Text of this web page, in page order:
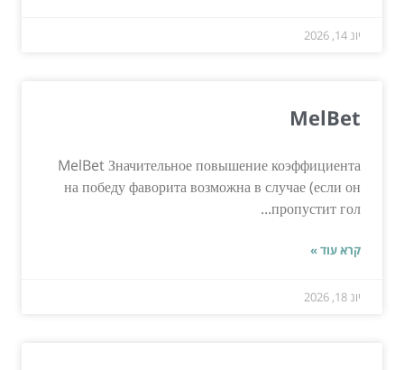
יונ 14, 2026
MelBet
MelBet Значительное повышение коэффициента
на победу фаворита возможна в случае (если он
пропустит гол...
קרא עוד »
יונ 18, 2026